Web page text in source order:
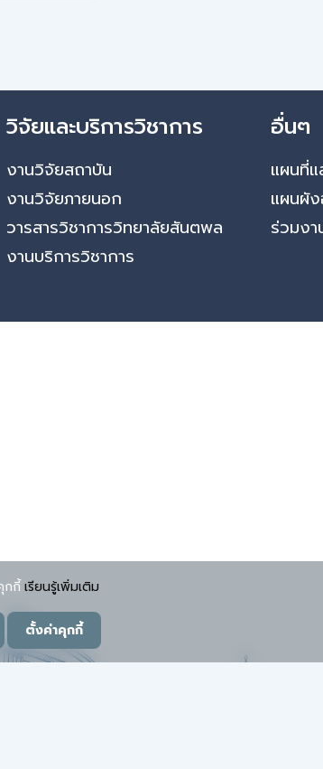
วิจัยและบริการวิชาการ
งานวิจัยสถาบัน
งานวิจัยภายนอก
วารสารวิชาการวิทยาลัยสันตพล
งานบริการวิชาการ
อื่นๆ
แผนที่แ
แผนผัง
ร่วมง
กกี้ เรียนรู้เพิ่มเติม
ตั้งค่าคุกกี้